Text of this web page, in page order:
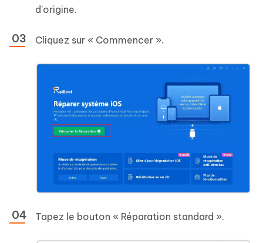
d’origine.
Cliquez sur « Commencer ».
Tapez le bouton « Réparation standard ».